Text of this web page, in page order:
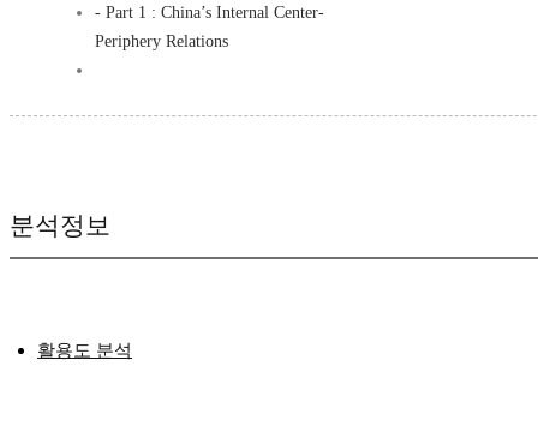
- Part 1 : China’s Internal Center-
Periphery Relations
분석정보
활용도 분석